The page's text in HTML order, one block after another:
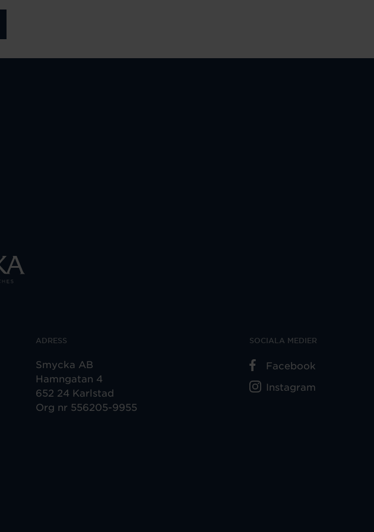
ADRESS
Smycka AB
Hamngatan 4
652 24 Karlstad
Org nr 556205-9955
SOCIALA MEDIER
Facebook
Instagram